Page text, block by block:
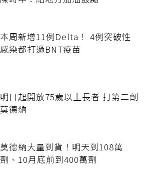
本周新增11例Delta！ 4例突破性
感染都打過BNT疫苗
明日起開放75歲以上長者 打第二劑
莫德納
莫德納大量到貨！明天到108萬
劑、10月底前到400萬劑